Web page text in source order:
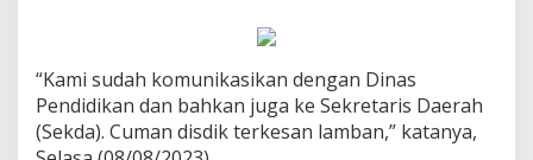
“Kami sudah komunikasikan dengan Dinas
Pendidikan dan bahkan juga ke Sekretaris Daerah
(Sekda). Cuman disdik terkesan lamban,” katanya,